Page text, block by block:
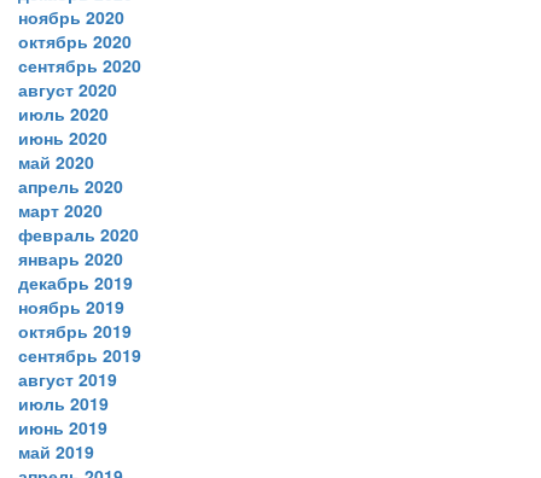
ноябрь 2020
октябрь 2020
сентябрь 2020
август 2020
июль 2020
июнь 2020
май 2020
апрель 2020
март 2020
февраль 2020
январь 2020
декабрь 2019
ноябрь 2019
октябрь 2019
сентябрь 2019
август 2019
июль 2019
июнь 2019
май 2019